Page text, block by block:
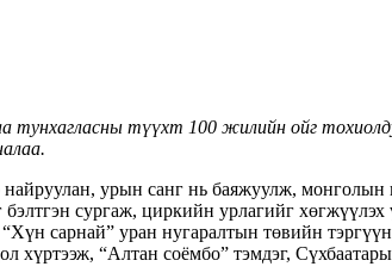
тунхагласны түүхт 100 жилийн ойг
урын санг нь баяжуулж, монголын
сургаж, циркийн урлагийг
сарнай” уран нугаралтын төвийн
хүртээж, “Алтан соёмбо” тэмдэг,